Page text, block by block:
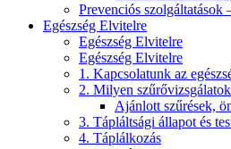
Prevenciós szolgáltatások
Egészség Elvitelre
Egészség Elvitelre
Egészség Elvitelre
1. Kapcsolatunk az
2. Milyen
Ajánlott szűrések,
3. Tápláltsági állapot és
4. Táplálkozás